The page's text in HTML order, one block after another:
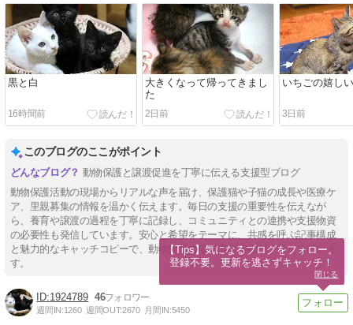
黒と白
16時間前
大きくなって帰ってきまし
た
2日前
いちごの嬉し
3日前
このブログのここがポイント
動物保護と譲渡促進を丁寧に伝える支援型ブログ
動物保護活動の現場からリアルな声を届け、保護猫や子猫の成長や医療ケ
ア、里親募集の情報を温かく伝えます。毎日の支援の重要性を伝えなが
ら、養育や譲渡の過程を丁寧に記録し、コミュニティとの連携や支援物資
の必要性も発信しています。安心と希望をテーマに、共感を呼ぶ記事構成
と魅力的なキャッチコピーで、動物愛護の輪を広げる役割を果たしていま
す。
1924789 46
週間IN:1260 週間OUT:2670 月間IN:5450
【Tips】気になるブログをフォロー。
登録不要。更新を逃さずキャッチ！
閉じる